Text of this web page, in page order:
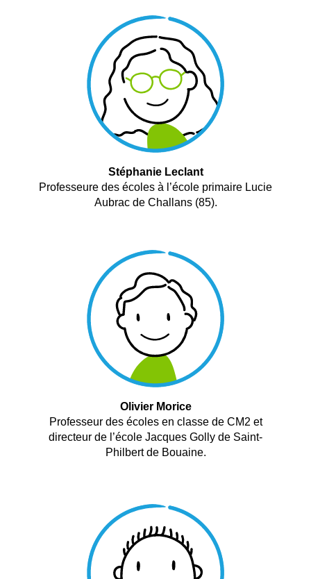
Stéphanie Leclant
Professeure des écoles à l’école primaire Lucie
Aubrac de Challans (85).
Olivier Morice
Professeur des écoles en classe de CM2 et
directeur de l’école Jacques Golly de Saint-
Philbert de Bouaine.